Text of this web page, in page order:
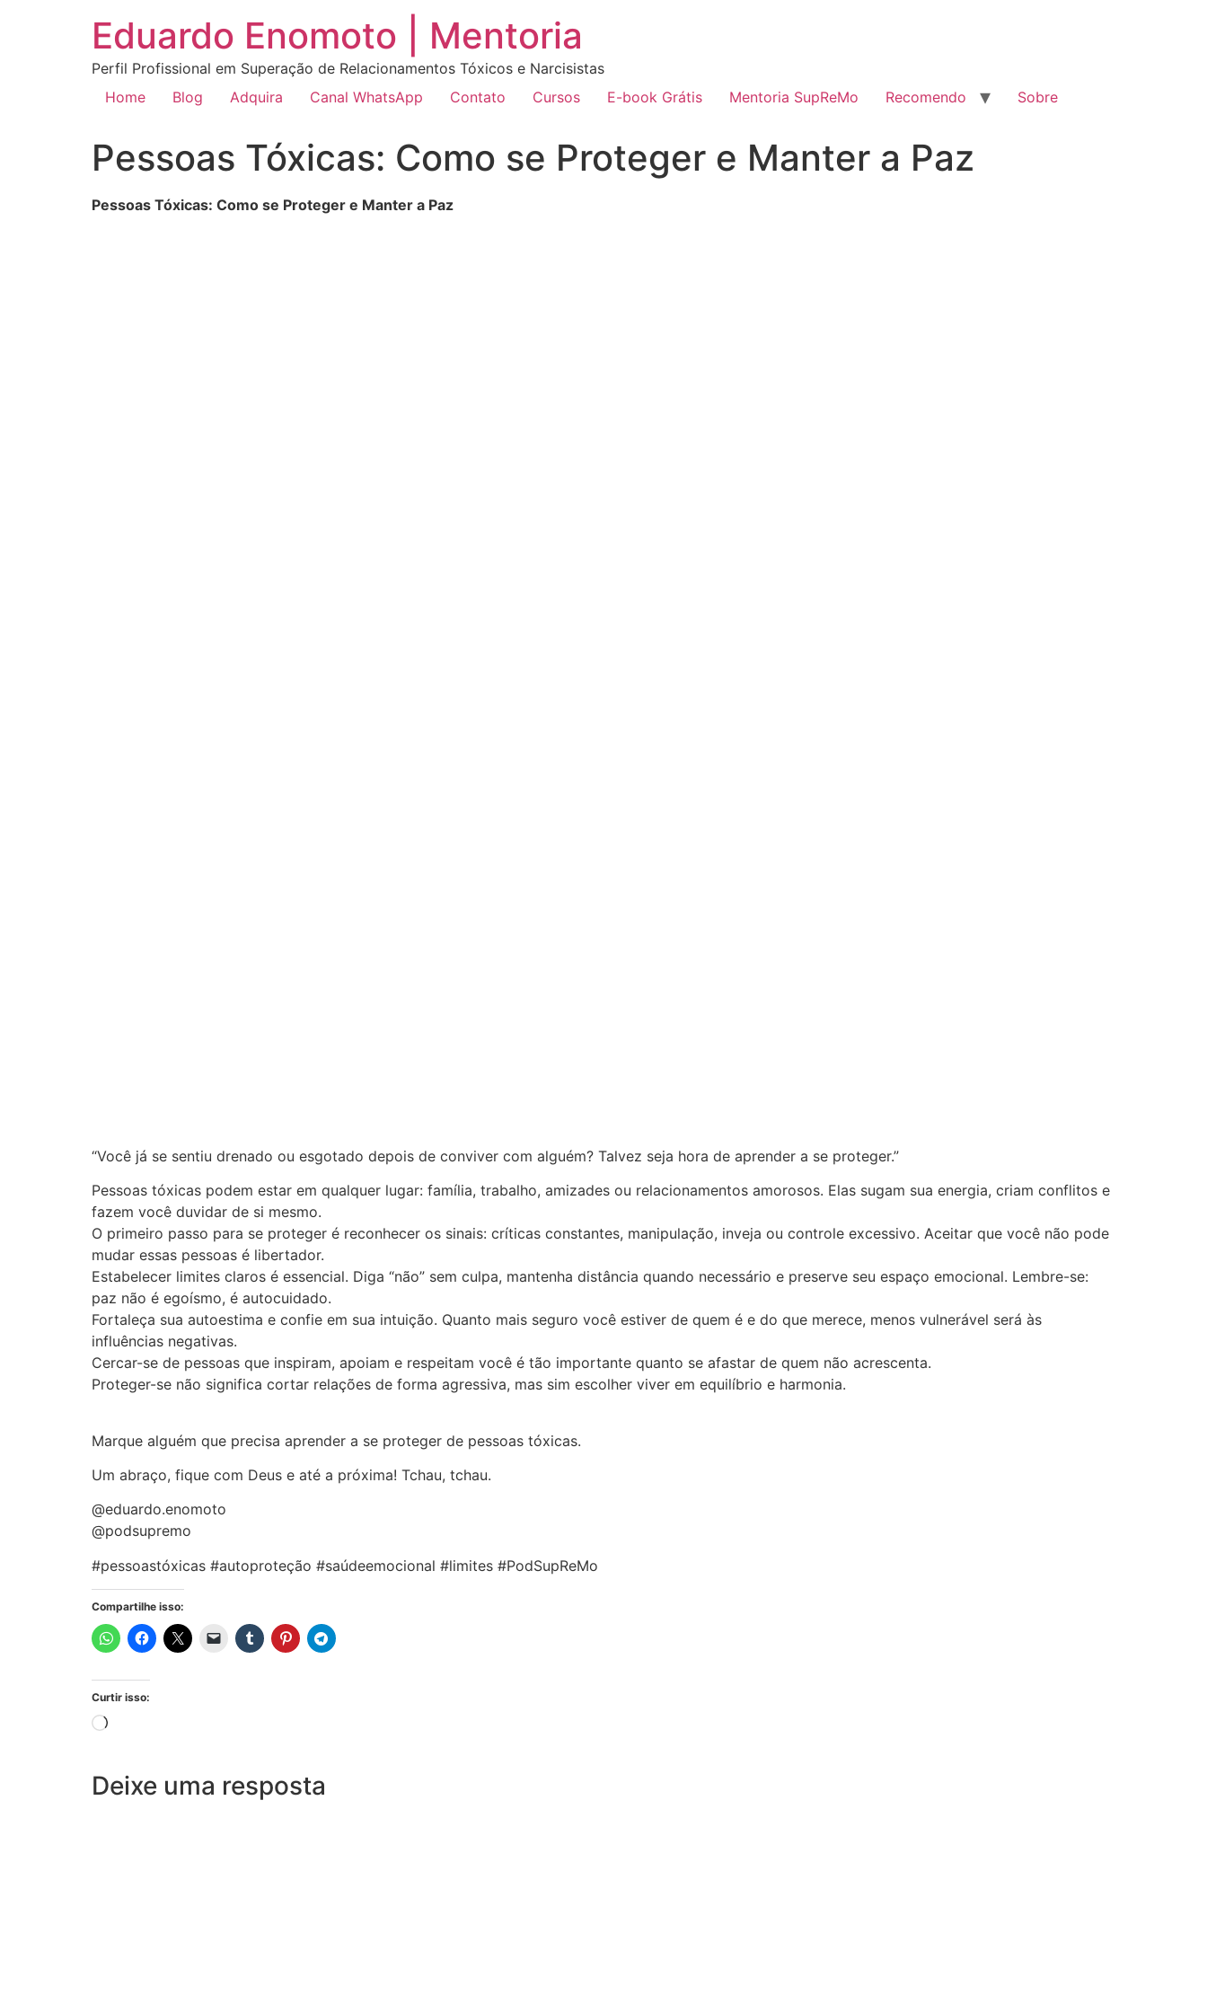
Eduardo Enomoto | Mentoria
Perfil Profissional em Superação de Relacionamentos Tóxicos e Narcisistas
Home
Blog Adquira Canal WhatsApp Contato Cursos E-book Grátis Mentoria SupReMo Recomendo Sobre
Pessoas Tóxicas: Como se Proteger e Manter a Paz
Pessoas Tóxicas: Como se Proteger e Manter a Paz
“Você já se sentiu drenado ou esgotado depois de conviver com alguém? Talvez seja hora de aprender a se proteger.”
Pessoas tóxicas podem estar em qualquer lugar: família, trabalho, amizades ou relacionamentos amorosos. Elas sugam sua energia, criam conflitos e
fazem você duvidar de si mesmo.
O primeiro passo para se proteger é reconhecer os sinais: críticas constantes, manipulação, inveja ou controle excessivo. Aceitar que você não pode
mudar essas pessoas é libertador.
Estabelecer limites claros é essencial. Diga “não” sem culpa, mantenha distância quando necessário e preserve seu espaço emocional. Lembre-se:
paz não é egoísmo, é autocuidado.
Fortaleça sua autoestima e confie em sua intuição. Quanto mais seguro você estiver de quem é e do que merece, menos vulnerável será às
influências negativas.
Cercar-se de pessoas que inspiram, apoiam e respeitam você é tão importante quanto se afastar de quem não acrescenta.
Proteger-se não significa cortar relações de forma agressiva, mas sim escolher viver em equilíbrio e harmonia.
Marque alguém que precisa aprender a se proteger de pessoas tóxicas.
Um abraço, fique com Deus e até a próxima! Tchau, tchau.
@eduardo.enomoto
@podsupremo
#pessoastóxicas #autoproteção #saúdeemocional #limites #PodSupReMo
Compartilhe isso:
Curtir isso:
Deixe uma resposta